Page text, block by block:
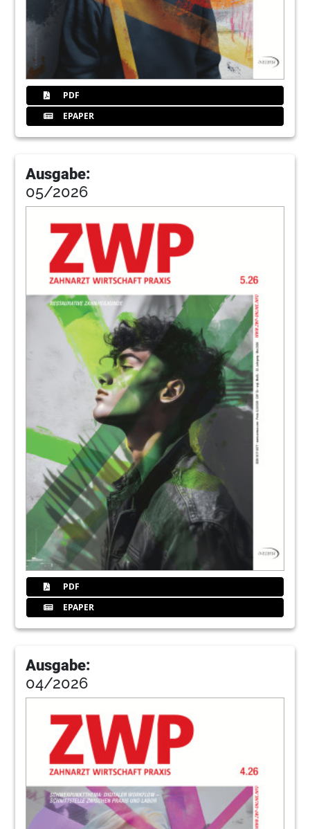
76
78 Pfokus
80Frenzel
84Maxdent
Coltene
Hahn
98
100Nsk2
102Produkte
106Dwfokus
114Usdental
Intervsirona
120Pfokus
PDF
EPAPER
Ausgabe:
05/2026
PDF
EPAPER
Ausgabe:
04/2026